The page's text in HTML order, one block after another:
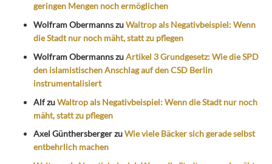
geringen Mengen noch ermöglichen
Wolfram ObermannszuWaltrop als Negativbeispiel: Wenn
die Stadt nur noch mäht, statt zu pflegen
Wolfram ObermannszuArtikel 3 Grundgesetz: Wie die SPD
den islamistischen Anschlag auf den CSD Berlin
instrumentalisiert
AlfzuWaltrop als Negativbeispiel: Wenn die Stadt nur noch
mäht, statt zu pflegen
Axel GünthersbergerzuWie viele Bäcker sich gerade selbst
entbehrlich machen